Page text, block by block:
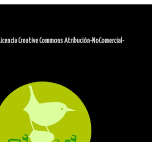
Creative Commons Atribución-NoComercial-